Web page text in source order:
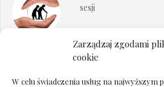
Zarządzaj zgodami
cookie
W celu świadczenia usług na najwyższym
sesji
Dokumenty do